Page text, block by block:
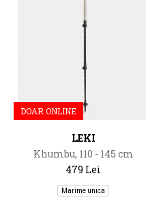
DOAR ONLINE
LEKI
Khumbu, 110 - 145 cm
479 Lei
Marime unica